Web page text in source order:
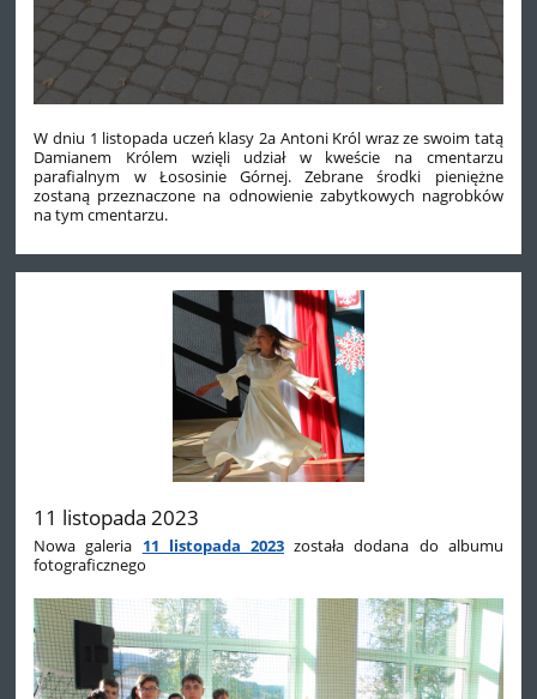
W dniu 1 listopada uczeń klasy 2a Antoni Król wraz ze swoim tatą
Damianem Królem wzięli udział w kweście na cmentarzu
parafialnym w Łososinie Górnej. Zebrane środki pieniężne
zostaną przeznaczone na odnowienie zabytkowych nagrobków
na tym cmentarzu.
11 listopada 2023
Nowa galeria 11 listopada 2023 została dodana do albumu
fotograficznego